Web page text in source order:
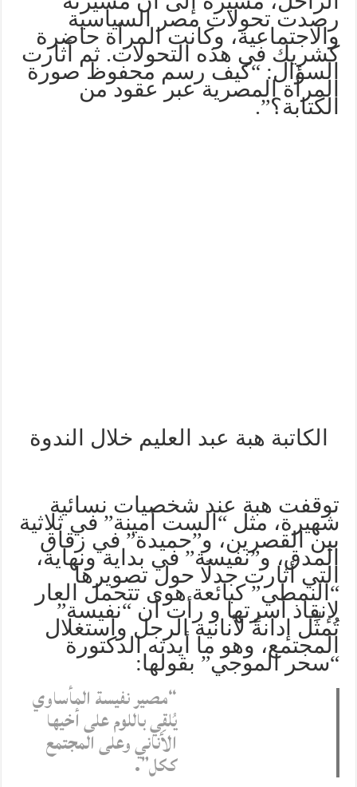
رصدت تحولات مصر السياسية
والاجتماعية، وكانت المرأة حاضرة
كشريك في هذه التحولات. ثم أثارت
السؤال: “كيف رسم محفوظ صورة
المرأة المصرية عبر عقود من
الكتابة؟”.
الكاتبة هبة عبد العليم خلال الندوة
توقفت هبة عند شخصيات نسائية
شهيرة، مثل “الست أمينة” في ثلاثية
بين القصرين، و”حميدة” في زقاق
المدق، و”نفيسة” في بداية ونهاية،
التي أثارت جدلًا حول تصويرها
“النمطي” كبائعة هوى تتحمل العار
لإنقاذ أسرتها و رأت أن “نفيسة”
تُمثِّل إدانةً لأنانية الرجل واستغلال
المجتمع، وهو ما أيدته الدكتورة
“سحر الموجي” بقولها:
“مصير نفيسة المأساوي
يُلقِي باللوم على أخيها
الأناني وعلى المجتمع
ككل”.